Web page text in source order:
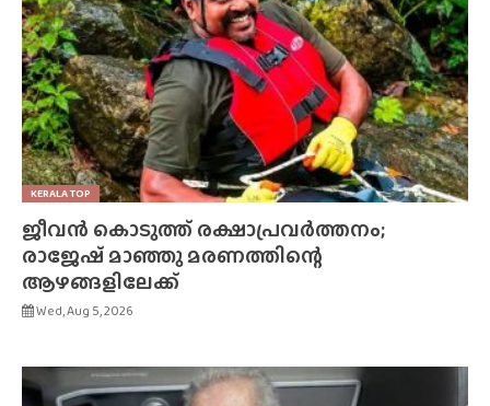
KERALA TOP
ജീവൻ കൊടുത്ത് രക്ഷാപ്രവർത്തനം;
രാജേഷ് മാഞ്ഞു മരണത്തിന്റെ
ആഴങ്ങളിലേക്ക്
Wed, Aug 5, 2026